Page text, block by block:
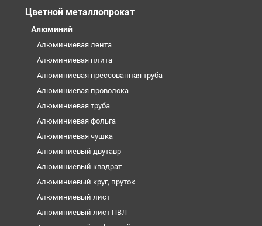
Цветной металлопрокат
Алюминий
Алюминиевая лента
Алюминиевая плита
Алюминиевая прессованная труба
Алюминиевая проволока
Алюминиевая труба
Алюминиевая фольга
Алюминиевая чушка
Алюминиевый двутавр
Алюминиевый квадрат
Алюминиевый круг, пруток
Алюминиевый лист
Алюминиевый лист ПВЛ